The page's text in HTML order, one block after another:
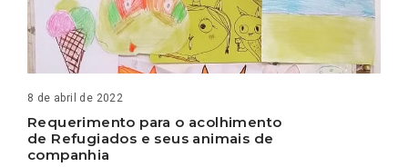
8 de abril de 2022
Requerimento para o acolhimento
de Refugiados e seus animais de
companhia